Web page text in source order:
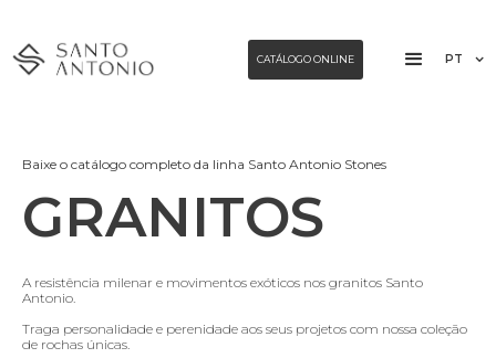
CATÁLOGO ONLINE PT
Baixe o catálogo completo da linha Santo Antonio Stones
GRANITOS
A resistência milenar e movimentos exóticos nos granitos Santo
Antonio.
Traga personalidade e perenidade aos seus projetos com nossa coleção
de rochas únicas.